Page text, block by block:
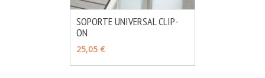
SOPORTE UNIVERSAL CLIP-
ON
25,05 €